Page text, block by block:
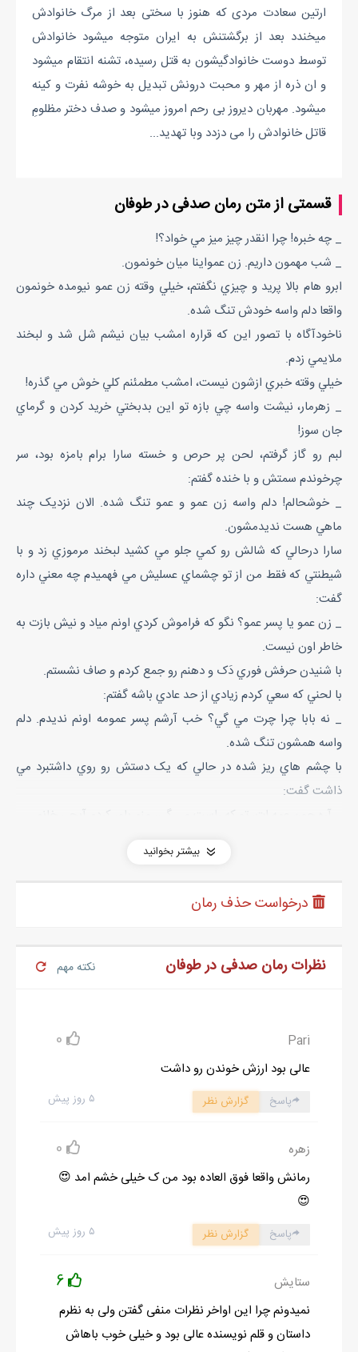
ارتین سعادت مردی که هنوز با سختی بعد از مرگ خانوادش
میخندد بعد از برگشتنش به ایران متوجه میشود خانوادش
توسط دوست خانوادگیشون به قتل رسیده، تشنه انتقام میشود
و ان ذره از مهر و محبت درونش تبدیل به خوشه نفرت و کینه
میشود. مهربان دیروز بی رحم امروز میشود و صدف دختر مظلومِ
قاتل خانوادش را می دزدد وبا تهدید...
قسمتی از متن رمان صدفی در طوفان
_ چه خبره! چرا انقدر چيز ميز مي خواد؟!
_ شب مهمون داريم. زن عمواينا ميان خونمون.
ابرو هام بالا پريد و چيزي نگفتم، خيلي وقته زن عمو نيومده خونمون
واقعا دلم واسه خودش تنگ شده.
ناخودآگاه با تصور اين که قراره امشب بيان نيشم شل شد و لبخند
ملايمي زدم.
خيلي وقته خبري ازشون نيست، امشب مطمئنم کلي خوش مي گذره!
_ زهرمار، نيشت واسه چي بازه تو اين بدبختي خريد کردن و گرماي
جان سوز!
لبم رو گاز گرفتم، لحن پر حرص و خسته سارا برام بامزه بود، سر
چرخوندم سمتش و با خنده گفتم:
_ خوشحالم! دلم واسه زن عمو و عمو تنگ شده. الان نزديک چند
ماهي هست نديدمشون.
سارا درحالي که شالش رو کمي جلو مي کشيد لبخند مرموزي زد و با
شيطنتي که فقط من از تو چشماي عسليش مي فهميدم چه معني داره
گفت:
_ زن عمو يا پسر عمو؟ نگو که فراموش کردي اونم مياد و نيش بازت به
خاطر اون نيست.
با شنيدن حرفش فوري دَک و دهنم رو جمع کردم و صاف نشستم.
با لحني که سعي کردم زيادي از حد عادي باشه گفتم:
_ نه بابا چرا چرت مي گي؟ خب آرشم پسر عمومه اونم نديدم. دلم
واسه همشون تنگ شده.
با چشم هاي ريز شده در حالي که يک دستش رو روي داشتبرد مي
ذاشت گفت:
خشکشويي پارک کنم، جهت عوض کردن بحثم که شده فوري گفتم:
خنديد و اين خندش يعني قانع نشده! دست برد سمت کيف پولش و
پياده شدنش دستم رو روي فرمون فشار دادم و با نفس عميقي سرم رو
سارا خندم مي گيره اما، واقعا خندم به خاطر شوخي که کرد؟ فکر کردن
جريان من و آرش، دو همبازي که از اول بچگي باهم بودن، هميشه
سرو کله هم مي زديم. من آرش رو بيشتر از برادر نداشتم دوست دارم.
حس نکردم قصدش از اين حمايت ها چيز ديگه اي باشه. حتي ياد
آوري خاطرات کودکيم لبخند به لبم مياره، هرچقدر آرش نقش عميقي
تو بچگيم داشت به همون اندازه پدرم کمرنگ و بي اثره، درست شبيه
يک کاغذ سفيد که روش کلي چيز ميز نوشته شده و وقتي قلم به دست
پدرم افتاد، جوهرش تموم شد و به جاي اينکه خودش قلم رو برداره و با
جوهر وجودش نقش بزنه، جوهر خريد و داد دست بقيه تا اونا نقش به
آره، تنها چيزي که به عنوان پدر توي زندگيم نوشت فاميلي علينيا و پول
هايي بود که تو حساب بانکيم تلمبار شده.
بیشتر بخوانید
نظرات رمان صدفی در طوفان نکته مهم
Pari
0
عالی بود ارزش خوندن رو داشت
۵ روز پیش پاسخ گزارش نظر
زهره 0
رمانش واقعا فوق العاده بود من ک خیلی خشم امد 😍
😍
۵ روز پیش پاسخ گزارش نظر
ستایش 6
نمیدونم چرا این اواخر نظرات منفی گفتن ولی به نظرم
داستان و قلم نویسنده عالی بود و خیلی خوب باهاش